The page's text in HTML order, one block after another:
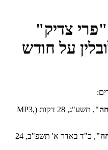
צדיק"
על חודש
, תשע"ג, 28 דקות (MP3,
,
כ"ד באדר א' תשפ"ב, 24